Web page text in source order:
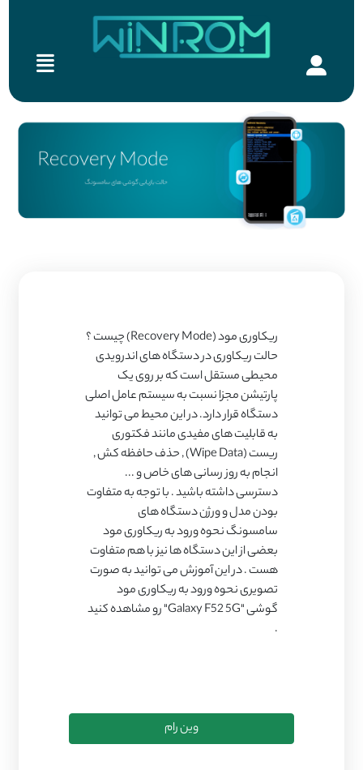
ریکاوری مود (Recovery Mode) چیست ؟
حالت ریکاوری در دستگاه های اندرویدی
محیطی مستقل است که بر روی یک
پارتیشن مجزا نسبت به سیستم عامل اصلی
دستگاه قرار دارد. در این محیط می توانید
به قابلیت های مفیدی مانند فکتوری
ریست (Wipe Data) , حذف حافظه کش ,
انجام به روز رسانی های خاص و ...
دسترسی داشته باشید . با توجه به متفاوت
بودن مدل و ورژن دستگاه های
سامسونگ نحوه ورود به ریکاوری مود
بعضی از این دستگاه ها نیز با هم متفاوت
هست . در این آموزش می توانید به صورت
تصویری نحوه ورود به ریکاوری مود
گوشی "Galaxy F52 5G" رو مشاهده کنید
.
وین رام